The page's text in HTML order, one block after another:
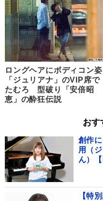
ロングヘアにボディコン姿
「ジュリアナ」のVIP席で
たむろ 型破り「安倍昭
恵」の酔狂伝説
おす
創作
用（
ん）
【特